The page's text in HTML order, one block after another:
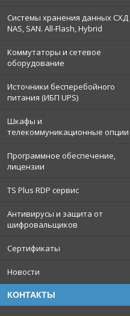
Системы хранения данных СХД
NAS, SAN. All-Flash, Hybrid
Коммутаторы и сетевое
оборудование
Источники бесперебойного
питания (ИБП UPS)
Шкафы и
телекоммуникационные опции
Программное обеспечение,
лицензии
TS Plus RDP сервис
Антивирусы и защита от
шифровальщиков
Сертификаты
Новости
КОНТАКТЫ